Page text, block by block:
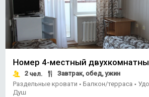
Номер 4-местный
2чел.
Завтрак, обед, ужин
Раздельные кровати • Балкон/терраса •
Душ